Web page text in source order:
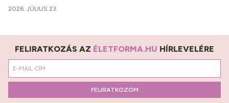
2026. JÚLIUS 23.
FELIRATKOZÁS AZ ÉLETFORMA.HU HÍRLEVELÉRE
FELIRATKOZOM